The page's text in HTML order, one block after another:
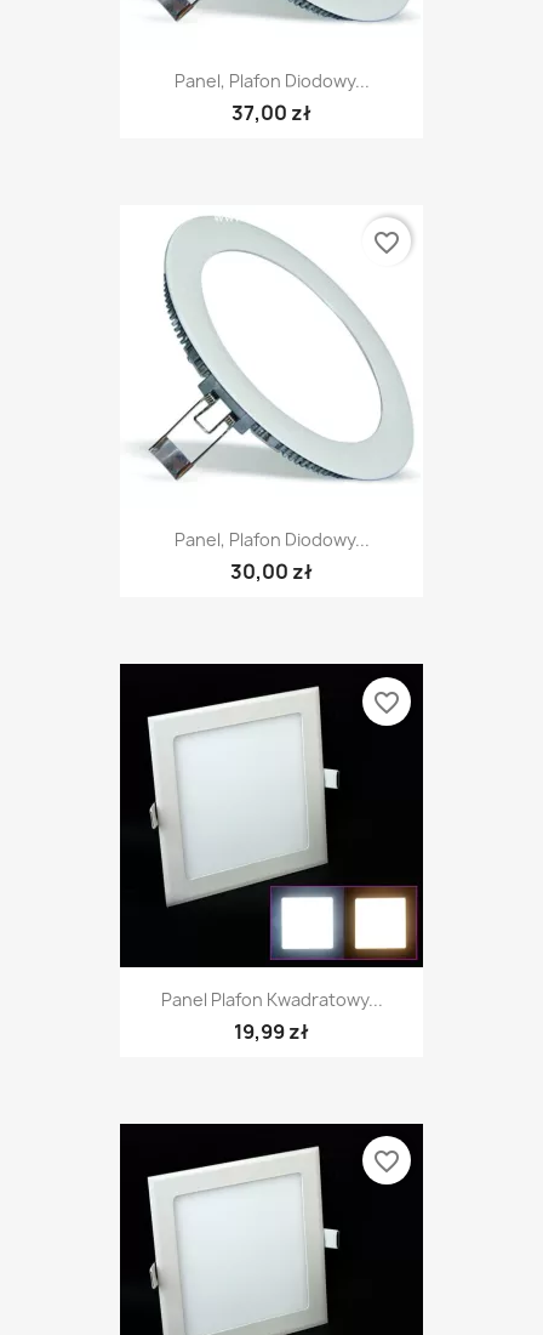
Panel, Plafon Diodowy...
37,00 zł
Panel, Plafon Diodowy...
30,00 zł
favorite_border
Panel Plafon Kwadratowy...
19,99 zł
favorite_border
favorite_border